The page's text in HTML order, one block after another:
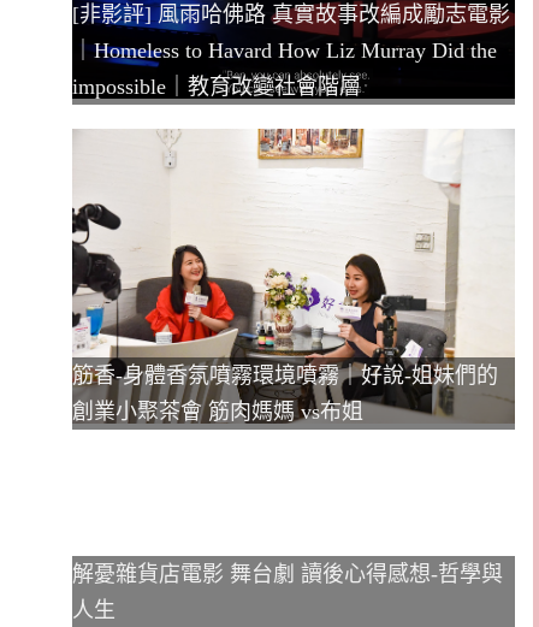
[非影評] 風雨哈佛路 真實故事改編成勵志電影
｜Homeless to Havard How Liz Murray Did the
impossible｜教育改變社會階層
筋香-身體香氛噴霧環境噴霧｜好說-姐妹們的
創業小聚茶會 筋肉媽媽 vs布姐
解憂雜貨店電影 舞台劇 讀後心得感想-哲學與
人生